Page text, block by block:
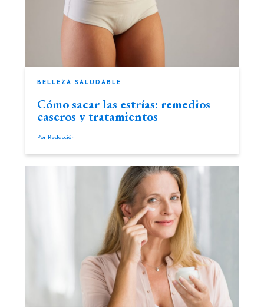
BELLEZA SALUDABLE
Cómo sacar las estrías: remedios
caseros y tratamientos
Por Redacción